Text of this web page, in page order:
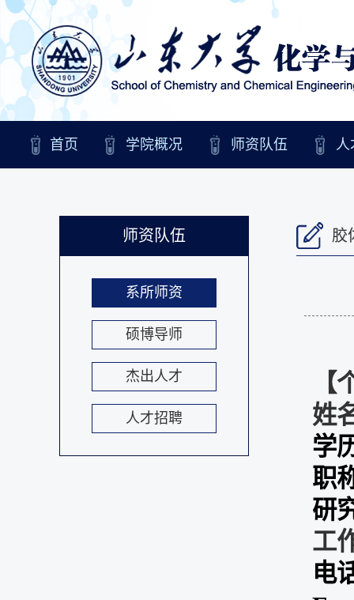
首页 学院概况 师资队伍 人
师资队伍
系所师资
硕博导师
杰出人才
人才招聘
胶
【
姓
学
职
研
工
电